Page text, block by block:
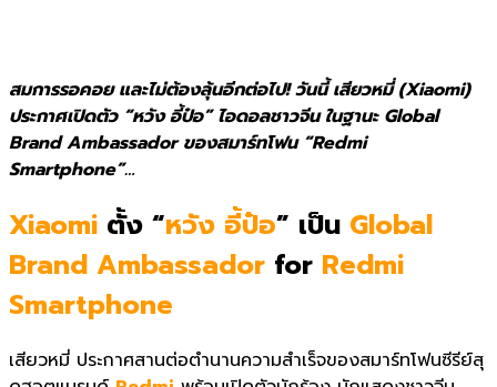
สมการรอคอย และไม่ต้องลุ้นอีกต่อไป! วันนี้ เสียวหมี่ (Xiaomi)
ประกาศเปิดตัว “หวัง อี้ป๋อ” ไอดอลชาวจีน ในฐานะ Global
Brand Ambassador ของสมาร์ทโฟน “Redmi
Smartphone”…
Xiaomi ตั้ง “หวัง อี้ป๋อ” เป็น Global
Brand Ambassador for Redmi
Smartphone
เสียวหมี่ ประกาศสานต่อตำนานความสำเร็จของสมาร์ทโฟนซีรีย์สุ